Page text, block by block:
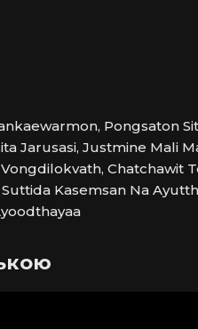
Pongsaton
Jarusasi, Justmine Mali
Chatchawit
Kasemsan Na